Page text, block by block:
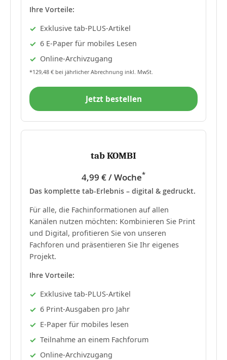
Ihre Vorteile:
Exklusive tab-PLUS-Artikel
6 E-Paper für mobiles Lesen
Online-Archivzugang
*129,48 € bei jährlicher Abrechnung inkl. MwSt.
Jetzt bestellen
tab KOMBI
4,99 € / Woche*
Das komplette tab-Erlebnis – digital & gedruckt.
Für alle, die Fachinformationen auf allen
Kanälen nutzen möchten: Kombinieren Sie Print
und Digital, profitieren Sie von unseren
Fachforen und präsentieren Sie Ihr eigenes
Projekt.
Ihre Vorteile:
Exklusive tab-PLUS-Artikel
6 Print-Ausgaben pro Jahr
E-Paper für mobiles lesen
Teilnahme an einem Fachforum
Online-Archivzugang